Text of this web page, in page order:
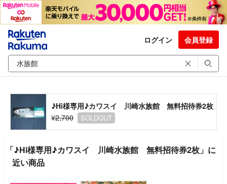
ログイン 会員登録
♪Hi様専用♪カワスイ 川崎水族館 無料招待券2枚
¥2,700
SOLDOUT
「♪Hi様専用♪カワスイ 川崎水族館 無料招待券2枚」に
近い商品